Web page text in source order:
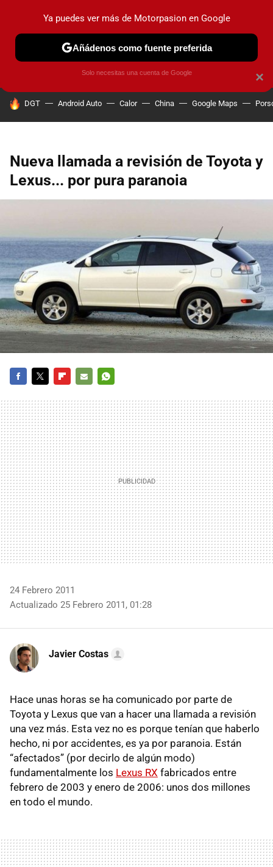
PRUEBAS COCHES ELÉCTRICOS OBSERVATORIO
HOY SE HABLA DE
DGT Android Auto Calor China Google Maps
Nueva llamada a revisión de Toyota y
Lexus... por pura paranoia
MAIL
24 Febrero 2011
Actualizado 25 Febrero 2011, 01:28
Javier Costas
Hace unas horas se ha comunicado por parte de
Toyota y Lexus que van a hacer una llamada a revisión
una vez más. Esta vez no es porque tenían que haberlo
hecho, ni por accidentes, es ya por paranoia. Están
“afectados” (por decirlo de algún modo)
fundamentalmente los Lexus RX fabricados entre
febrero de 2003 y enero de 2006: unos dos millones
en todo el mundo.
×
Ya puedes ver más de Motorpasion en Google
Añádenos como fuente preferida
Solo necesitas una cuenta de Google